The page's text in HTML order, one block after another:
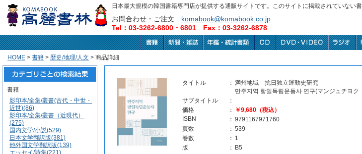
日本最大規模の韓国書籍専門店が提供する通販サイトです。このサイトに掲載されていない
お問合わせ・ご注文 komabook@komabook.co.jp
Tel：03-3262-6800・6801 Fax：03-3262-6878
HOME > 書籍 > 歴史/地理/人文 > 商品詳細
書籍
影印本/全集/叢書(古代・中世・
近世)(86)
影印本/全集/叢書（近現代）
(275)
国内文学/小説(529)
日本文学翻訳版(381)
他外国文学翻訳版(139)
エッセイ/詩集(221)
タイトル ： 満州地域 抗日独立運動史研究
만주지역 항일독립운동사 연구(マンジュチヨ
サブタイトル
：
価格
：
￥9,680（税込）
ISBN
： 9791167971760
頁数
： 539
巻数
： 1
版
：
B5